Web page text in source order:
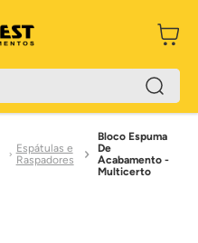
Espátulas e
Raspadores
Bloco Espuma
De
Acabamento -
Multicerto